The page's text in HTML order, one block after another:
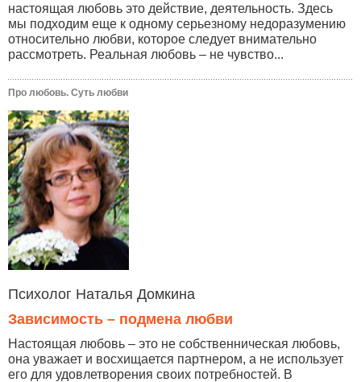
настоящая любовь это действие, деятельность. Здесь
мы подходим еще к одному серьезному недоразумению
относительно любви, которое следует внимательно
рассмотреть. Реальная любовь – не чувство...
Про любовь. Суть любви
Психолог Наталья Домкина
Зависимость – подмена любви
Настоящая любовь – это не собственническая любовь,
она уважает и восхищается партнером, а не использует
его для удовлетворения своих потребностей. В